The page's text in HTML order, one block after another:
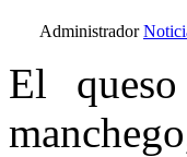
Administrador
El